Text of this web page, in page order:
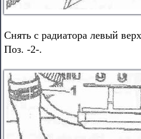
Снять с радиатора левый
Поз. -2-.